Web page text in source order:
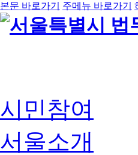
본문 바로가기 주메뉴 바로가기
시민참여
서울소개